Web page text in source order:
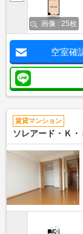
画像 : 25枚
空室確
賃貸マンション
ソレアード・Ｋ・